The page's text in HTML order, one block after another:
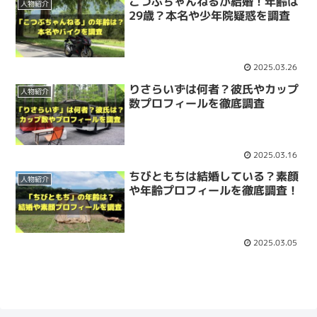
人物紹介
29歳？本名や少年院疑惑を調査
2025.03.26
人物紹介
りさらいずは何者？彼氏やカップ
数プロフィールを徹底調査
2025.03.16
人物紹介
ちびともちは結婚している？素顔
や年齢プロフィールを徹底調査！
2025.03.05